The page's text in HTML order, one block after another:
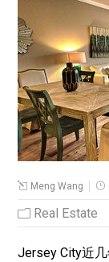
Meng Wang
Real Estate
Jersey City近